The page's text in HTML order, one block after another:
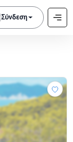
Σύνδεση